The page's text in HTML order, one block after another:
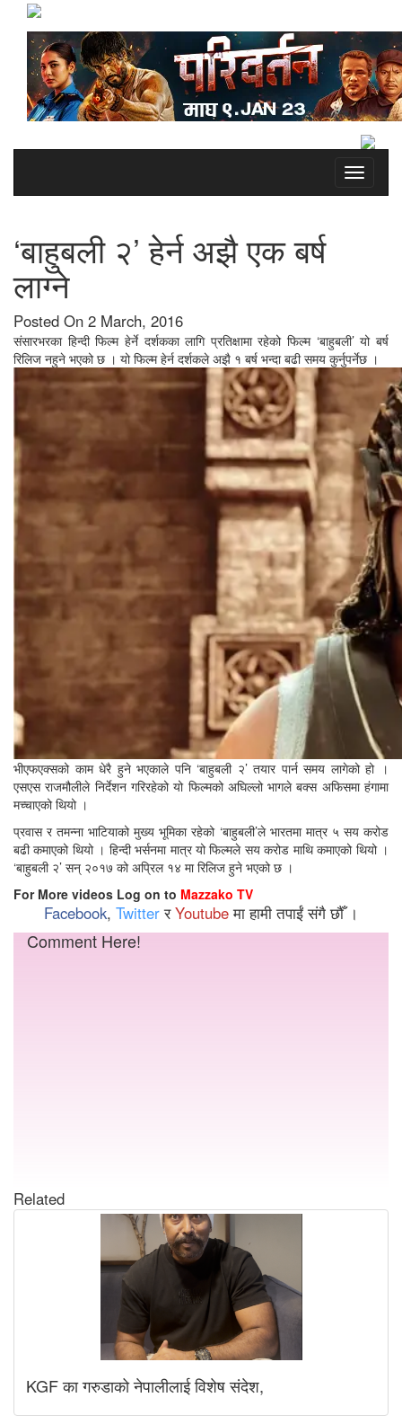
Toggle
‘बाहुबली २’ हेर्न अझै एक बर्ष
लाग्ने
Posted On 2 March, 2016
संसारभरका हिन्दी फिल्म हेर्ने दर्शकका लागि प्रतिक्षामा रहेको फिल्म ‘बाहुबली’ यो बर्ष
रिलिज नहुने भएको छ । यो फिल्म हेर्न दर्शकले अझै १ बर्ष भन्दा बढी समय कुर्नुपर्नेछ ।
भीएफएक्सको काम धेरै हुने भएकाले पनि ‘बाहुबली २’ तयार पार्न समय लागेको हो ।
एसएस राजमौलीले निर्देशन गरिरहेको यो फिल्मको अघिल्लो भागले बक्स अफिसमा हंगामा
मच्चाएको थियो ।
प्रवास र तमन्ना भाटियाको मुख्य भूमिका रहेको ‘बाहुबली’ले भारतमा मात्र ५ सय करोड
बढी कमाएको थियो । हिन्दी भर्सनमा मात्र यो फिल्मले सय करोड माथि कमाएको थियो ।
‘बाहुबली २’ सन् २०१७ को अप्रिल १४ मा रिलिज हुने भएको छ ।
For More videos Log on to Mazzako TV
Facebook, TwitterरYoutubeमा हामी तपाईं संगै छौँ ।
Comment Here!
Related
KGF का गरुडाको नेपालीलाई विशेष संदेश,